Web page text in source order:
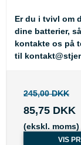
Er du i tvivl om
dine batterier,
kontakte os på
til
245,00 DKK
85,75 DKK
(ekskl. moms)
VIS